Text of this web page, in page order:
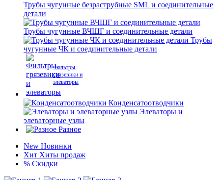
Трубы чугунные безраструбные SML и соединительные
детали
Трубы чугунные ВЧШГ и соединительные детали
Трубы
чугунные ЧК и соединительные детали
Фильтры,
грязевики и
элеваторы
Конденсатоотводчики
Элеваторы и
элеваторные узлы
Разное
New Новинки
Хит Хиты продаж
% Скидки